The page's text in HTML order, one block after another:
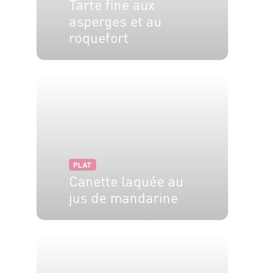
Tarte fine aux
asperges et au
roquefort
PLAT
Canette laquée au
jus de mandarine